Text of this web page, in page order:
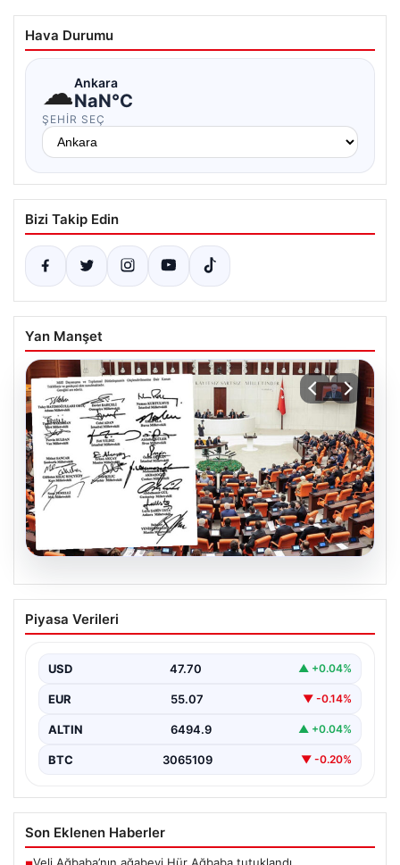
Hava Durumu
☁Ankara
NaN°C
ŞEHIR SEÇ
Bizi Takip Edin
Yan Manşet
Terörsüz Türkiye için tarihi adım. 360
milletvekili imza attı, çerçeve yasa
{“title”:”Terörsüz Türkiye İçin Önemli Hukuki Adım: 360
Sunuldu”,”content”:”…
Piyasa Verileri
USD 47.70 ▲ +0.04%
EUR 55.07 ▼ -0.14%
ALTIN 6494.9 ▲ +0.04%
BTC 3065109 ▼ -0.20%
Son Eklenen Haberler
Veli Ağbaba’nın ağabeyi Hür Ağbaba tutuklandı